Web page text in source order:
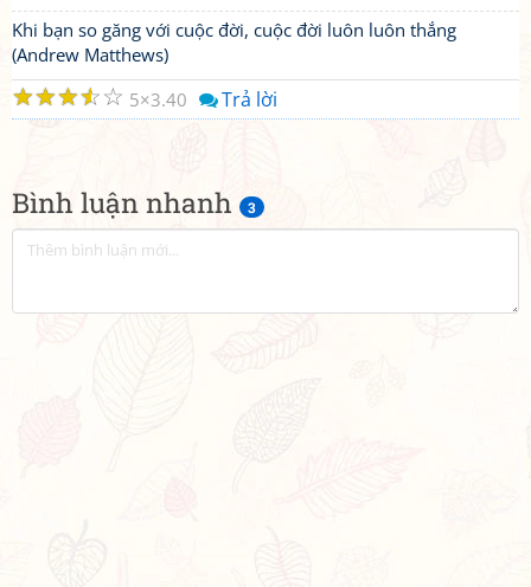
Bình luận nhanh 3
Khi bạn so găng với cuộc đời, cuộc đời luôn luôn thắng
(Andrew Matthews)
☆
☆
☆
☆
☆ 5 3.40 Trả lời